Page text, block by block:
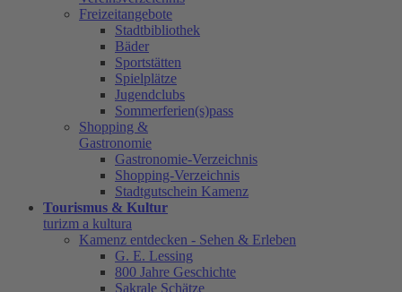
Freizeitangebote
Stadtbibliothek
Bäder
Sportstätten
Spielplätze
Jugendclubs
Sommerferien(s)pass
Shopping &
Gastronomie
Gastronomie-Verzeichnis
Shopping-Verzeichnis
Stadtgutschein Kamenz
Tourismus & Kultur
turizm a kultura
Kamenz entdecken - Sehen & Erleben
G. E. Lessing
800 Jahre Geschichte
Sakrale Schätze